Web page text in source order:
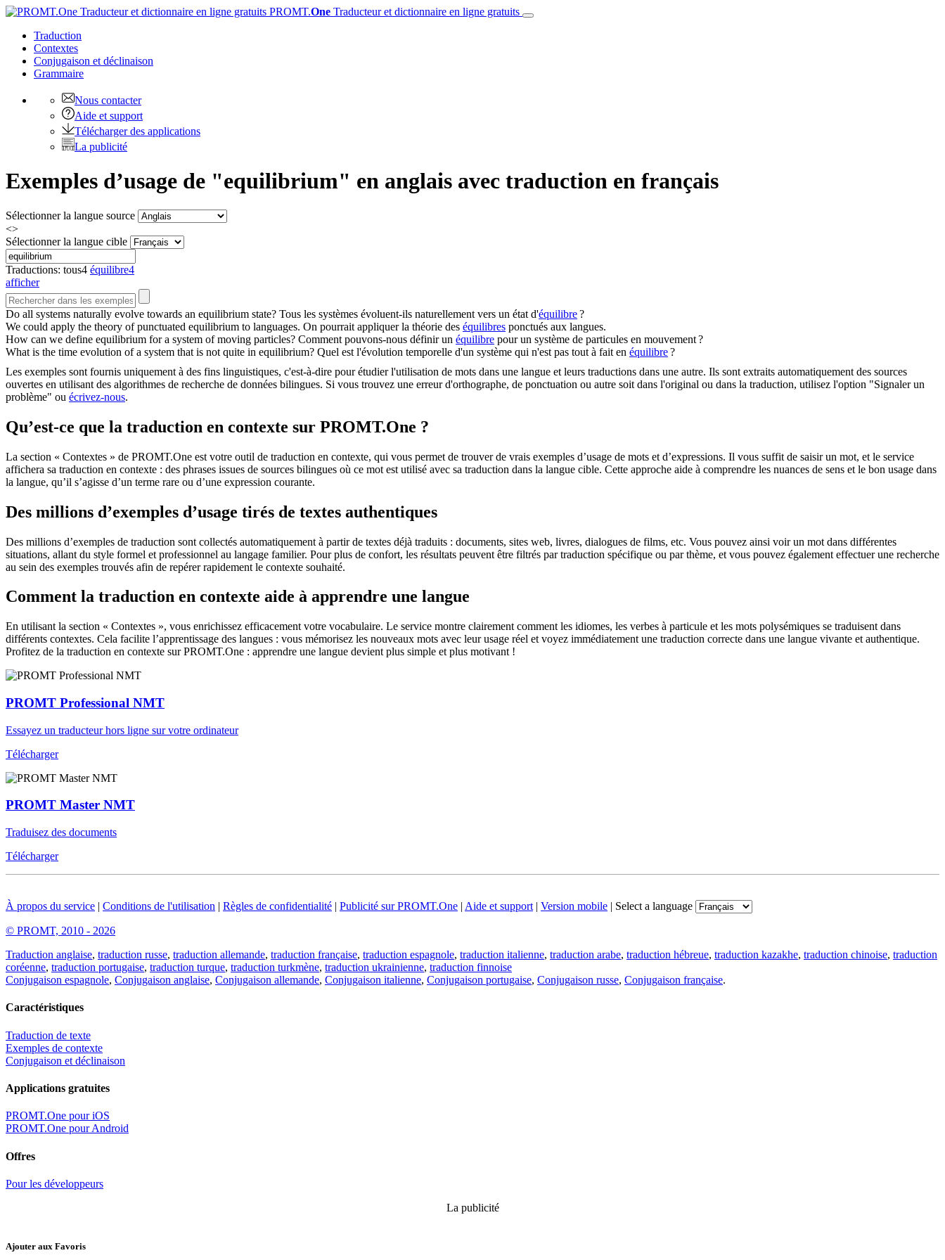
PROMT.One Traducteur et dictionnaire en ligne gratuits
Traduction
Contextes
Conjugaison et déclinaison
Grammaire
Nous contacter
Aide et support
Télécharger des applications
La publicité
Exemples d’usage de "equilibrium" en anglais avec traduction en français
Sélectionner la langue source
<>
Sélectionner la langue cible
Traductions: tous4 équilibre4
afficher
Do all systems naturally evolve towards an equilibrium state? Tous les systèmes évoluent-ils naturellement vers un état d'équilibre?
We could apply the theory of punctuated equilibrium to languages. On pourrait appliquer la théorie des équilibres ponctués aux langues.
How can we define equilibrium for a system of moving particles? Comment pouvons-nous définir un équilibre pour un système de particules en mouvement ?
What is the time evolution of a system that is not quite in equilibrium? Quel est l'évolution temporelle d'un système qui n'est pas tout à fait en équilibre?
Les exemples sont fournis uniquement à des fins linguistiques, c'est-à-dire pour étudier l'utilisation de mots dans une langue et leurs traductions dans une autre. Ils sont extraits automatiquement des sources
ouvertes en utilisant des algorithmes de recherche de données bilingues. Si vous trouvez une erreur d'orthographe, de ponctuation ou autre soit dans l'original ou dans la traduction, utilisez l'option "Signaler un
problème" ou écrivez-nous.
Qu’est-ce que la traduction en contexte sur PROMT.One ?
La section « Contextes » de PROMT.One est votre outil de traduction en contexte, qui vous permet de trouver de vrais exemples d’usage de mots et d’expressions. Il vous suffit de saisir un mot, et le service
affichera sa traduction en contexte : des phrases issues de sources bilingues où ce mot est utilisé avec sa traduction dans la langue cible. Cette approche aide à comprendre les nuances de sens et le bon usage dans
la langue, qu’il s’agisse d’un terme rare ou d’une expression courante.
Des millions d’exemples d’usage tirés de textes authentiques
Des millions d’exemples de traduction sont collectés automatiquement à partir de textes déjà traduits : documents, sites web, livres, dialogues de films, etc. Vous pouvez ainsi voir un mot dans différentes
situations, allant du style formel et professionnel au langage familier. Pour plus de confort, les résultats peuvent être filtrés par traduction spécifique ou par thème, et vous pouvez également effectuer une recherche
au sein des exemples trouvés afin de repérer rapidement le contexte souhaité.
Comment la traduction en contexte aide à apprendre une langue
En utilisant la section « Contextes », vous enrichissez efficacement votre vocabulaire. Le service montre clairement comment les idiomes, les verbes à particule et les mots polysémiques se traduisent dans
différents contextes. Cela facilite l’apprentissage des langues : vous mémorisez les nouveaux mots avec leur usage réel et voyez immédiatement une traduction correcte dans une langue vivante et authentique.
Profitez de la traduction en contexte sur PROMT.One : apprendre une langue devient plus simple et plus motivant !
PROMT Professional NMT
Essayez un traducteur hors ligne sur votre ordinateur
Télécharger
PROMT Master NMT
Traduisez des documents
Télécharger
À propos du service | Conditions de l'utilisation | Règles de confidentialité | Publicité sur PROMT.One | Aide et support | Version mobile | Select a language
© PROMT, 2010 - 2026
Traduction anglaise, traduction russe, traduction allemande, traduction française, traduction espagnole, traduction italienne, traduction arabe, traduction hébreue, traduction kazakhe, traduction chinoise, traduction
coréenne, traduction portugaise, traduction turque, traduction turkmène, traduction ukrainienne, traduction finnoise
Conjugaison espagnole, Conjugaison anglaise, Conjugaison allemande, Conjugaison italienne, Conjugaison portugaise, Conjugaison russe, Conjugaison française.
Caractéristiques
Traduction de texte
Exemples de contexte
Conjugaison et déclinaison
Applications gratuites
PROMT.One pour iOS
PROMT.One pour Android
Offres
Pour les développeurs
La publicité
Ajouter aux Favoris